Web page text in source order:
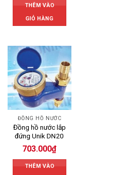
THÊM VÀO
GIỎ HÀNG
ĐỒNG HỒ NƯỚC
Đồng hồ nước lắp
đứng Unik DN20
703.000₫
THÊM VÀO